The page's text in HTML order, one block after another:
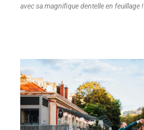
avec sa magnifique dentelle en feuillage !